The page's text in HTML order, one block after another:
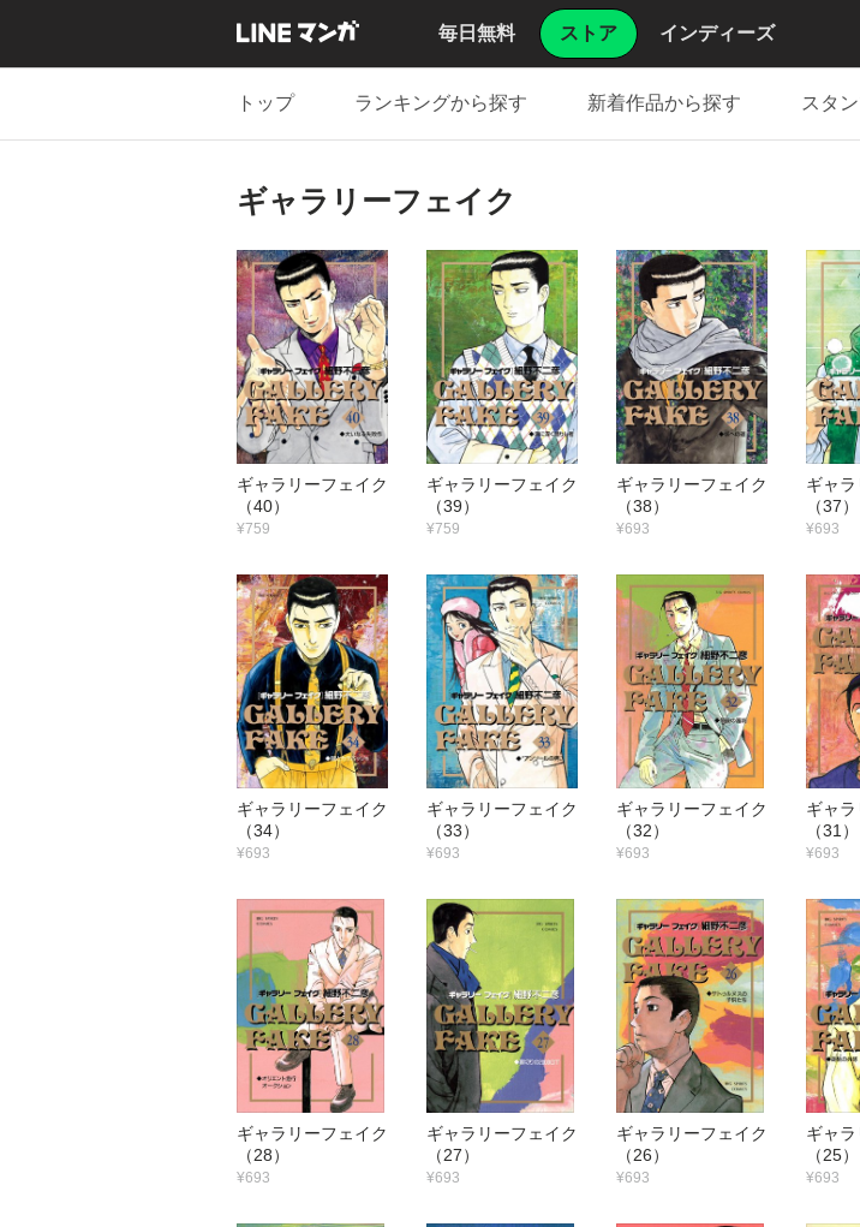
毎日無料 ストア インディーズ
トップ ランキングから探す 新着作品から探す スタ
ギャラリーフェイク
ギャラリーフェイク
（40）
¥759
ギャラリーフェイク
（39）
¥759
ギャラリーフェイク
（38）
¥693
ギャ
（37）
¥693
ギャラリーフェイク
（34）
¥693
ギャラリーフェイク
（33）
¥693
ギャラリーフェイク
（32）
¥693
ギャ
（31）
¥693
ギャラリーフェイク
（28）
¥693
ギャラリーフェイク
（27）
¥693
ギャラリーフェイク
（26）
¥693
ギャ
（25）
¥693